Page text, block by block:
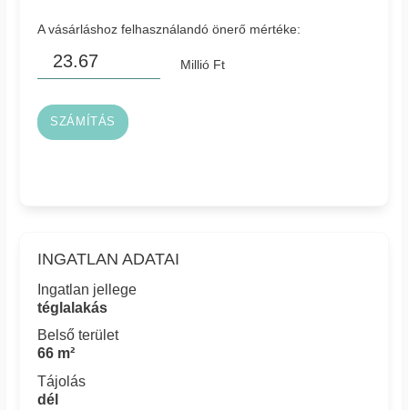
A vásárláshoz felhasználandó önerő mértéke:
Millió Ft
SZÁMÍTÁS
INGATLAN ADATAI
Ingatlan jellege
téglalakás
Belső terület
66 m²
Tájolás
dél